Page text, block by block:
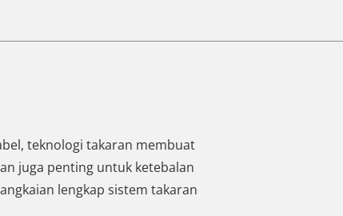
teknologi takaran membuat
juga penting untuk ketebalan
lengkap sistem takaran